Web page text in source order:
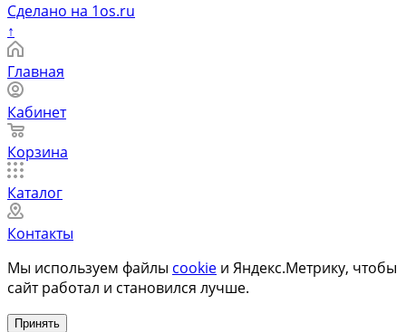
Сделано на 1os.ru
↑
Главная
Кабинет
Корзина
Каталог
Контакты
Мы используем файлы cookie и Яндекс.Метрику, чтобы
сайт работал и становился лучше.
Принять